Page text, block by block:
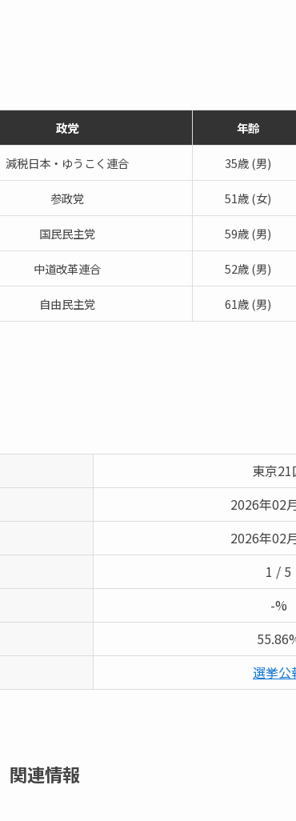
政党 年齢
減税日本・ゆうこく連合 35歳 (男)
参政党 51歳 (女)
国民民主党 59歳 (男)
中道改革連合 52歳 (男)
自由民主党 61歳 (男)
東京21
2026年02
2026年02
1 / 5
-%
選挙公
関連情報